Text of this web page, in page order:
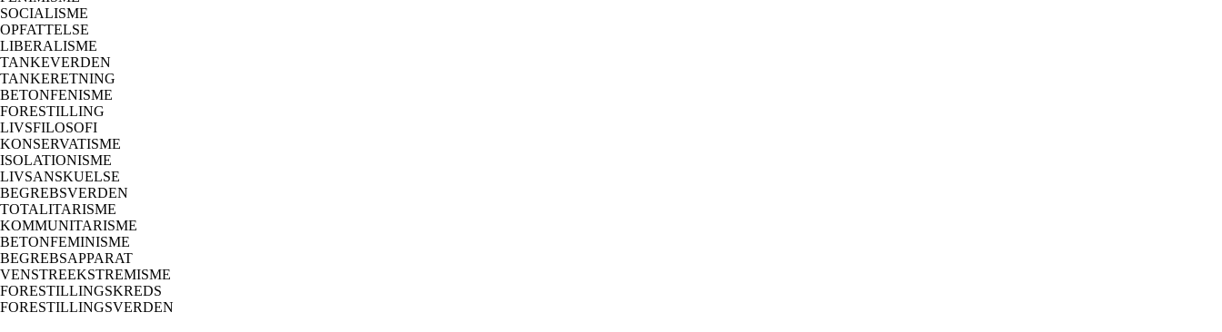
SOCIALISME
OPFATTELSE
LIBERALISME
TANKEVERDEN
TANKERETNING
BETONFENISME
FORESTILLING
LIVSFILOSOFI
KONSERVATISME
ISOLATIONISME
LIVSANSKUELSE
BEGREBSVERDEN
TOTALITARISME
KOMMUNITARISME
BETONFEMINISME
BEGREBSAPPARAT
VENSTREEKSTREMISME
FORESTILLINGSKREDS
FORESTILLINGSVERDEN